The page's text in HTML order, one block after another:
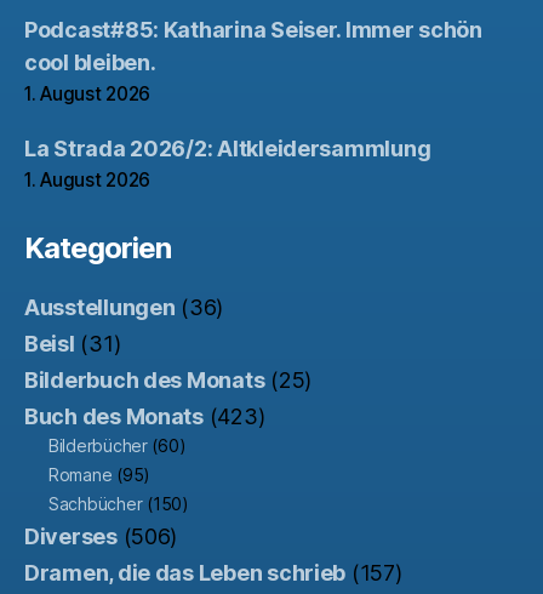
Podcast#85: Katharina Seiser. Immer schön
cool bleiben.
1. August 2026
La Strada 2026/2: Altkleidersammlung
1. August 2026
Kategorien
Ausstellungen (36)
Beisl (31)
Bilderbuch des Monats(25)
Buch des Monats(423)
Bilderbücher(60)
Romane (95)
Sachbücher(150)
Diverses(506)
Dramen, die das Leben schrieb (157)